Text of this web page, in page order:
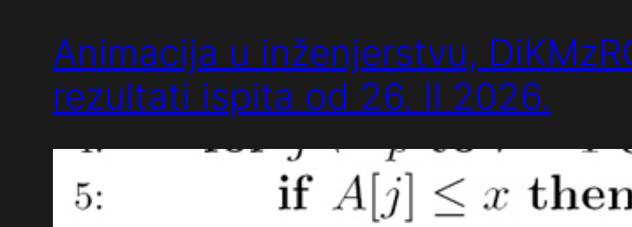
Animacija u inženjerstvu,
rezultati ispita od 26. II 2026.